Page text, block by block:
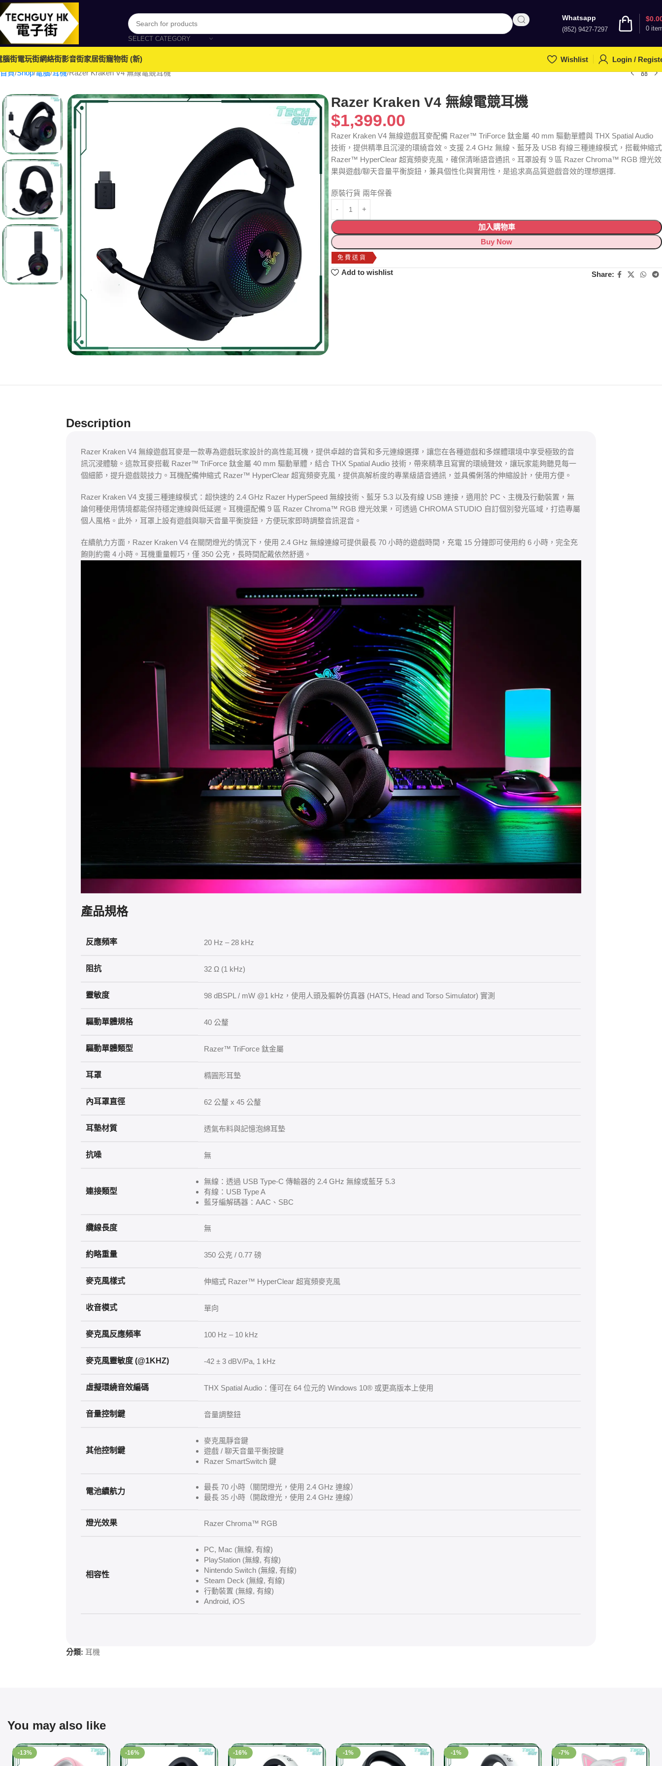
SELECT CATEGORY
Whatsapp
(852) 9427-7297 0
$
腦街電玩街網絡街影音街家居街寵物街 (新) Wishlist
Login /
首頁 Shop 電腦 耳機 Razer Kraken V4 無線電競耳機
Razer Kraken V4 無線電競耳機
$1,399.00
Razer Kraken V4 無線遊戲耳麥配備 Razer™ TriForce 鈦金屬 40 mm 驅動單體與 THX Spatial Audio
技術，提供精準且沉浸的環繞音效。支援 2.4 GHz 無線、藍牙及 USB 有線三種連線模式，搭載伸縮式
Razer™ HyperClear 超寬頻麥克風，確保清晰語音通訊。耳罩設有 9 區 Razer Chroma™ RGB 燈光效
果與遊戲/聊天音量平衡旋鈕，兼具個性化與實用性，是追求高品質遊戲音效的理想選擇.
原裝行貨 兩年保養
加入購物車
Buy Now
免費送貨
Add to wishlist Share:
Description
Razer Kraken V4 無線遊戲耳麥是一款專為遊戲玩家設計的高性能耳機，提供卓越的音質和多元連線選擇，讓您在各種遊戲和多媒體環境中享受極致的音
訊沉浸體驗。這款耳麥搭載 Razer™ TriForce 鈦金屬 40 mm 驅動單體，結合 THX Spatial Audio 技術，帶來精準且寫實的環繞聲效，讓玩家能夠聽見每一
個細節，提升遊戲競技力。耳機配備伸縮式 Razer™ HyperClear 超寬頻麥克風，提供高解析度的專業級語音通訊，並具備俐落的伸縮設計，使用方便。
Razer Kraken V4 支援三種連線模式：超快速的 2.4 GHz Razer HyperSpeed 無線技術、藍牙 5.3 以及有線 USB 連接，適用於 PC、主機及行動裝置，無
論何種使用情境都能保持穩定連線與低延遲。耳機還配備 9 區 Razer Chroma™ RGB 燈光效果，可透過 CHROMA STUDIO 自訂個別發光區域，打造專屬
個人風格。此外，耳罩上設有遊戲與聊天音量平衡旋鈕，方便玩家即時調整音訊混音。
在續航力方面，Razer Kraken V4 在關閉燈光的情況下，使用 2.4 GHz 無線連線可提供最長 70 小時的遊戲時間，充電 15 分鐘即可使用約 6 小時，完全充
飽則約需 4 小時。耳機重量輕巧，僅 350 公克，長時間配戴依然舒適。
產品規格
反應頻率 20 Hz – 28 kHz
阻抗 32 Ω (1 kHz)
靈敏度 98 dBSPL / mW @1 kHz，使用人頭及軀幹仿真器 (HATS, Head and Torso Simulator) 實測
驅動單體規格 40 公釐
驅動單體類型 Razer™ TriForce 鈦金屬
耳罩 橢圓形耳墊
內耳罩直徑 62 公釐 x 45 公釐
耳墊材質 透氣布料與記憶泡綿耳墊
抗噪 無
連接類型
無線：透過 USB Type-C 傳輸器的 2.4 GHz 無線或藍牙 5.3
有線：USB Type A
藍牙編解碼器：AAC、SBC
纜線長度 無
約略重量 350 公克 / 0.77 磅
麥克風樣式 伸縮式 Razer™ HyperClear 超寬頻麥克風
收音模式 單向
麥克風反應頻率 100 Hz – 10 kHz
麥克風靈敏度 (@1KHZ) -42 ± 3 dBV/Pa, 1 kHz
虛擬環繞音效編碼 THX Spatial Audio：僅可在 64 位元的 Windows 10® 或更高版本上使用
音量控制鍵 音量調整鈕
其他控制鍵
麥克風靜音鍵
遊戲 / 聊天音量平衡按鍵
Razer SmartSwitch 鍵
電池續航力
最長 70 小時（關閉燈光，使用 2.4 GHz 連線）
最長 35 小時（開啟燈光，使用 2.4 GHz 連線）
燈光效果 Razer Chroma™ RGB
相容性
PC, Mac (無線, 有線)
PlayStation (無線, 有線)
Nintendo Switch (無線, 有線)
Steam Deck (無線, 有線)
行動裝置 (無線, 有線)
Android, iOS
分類: 耳機
You may also like
-13% -16% -16% -1% -1% -7%